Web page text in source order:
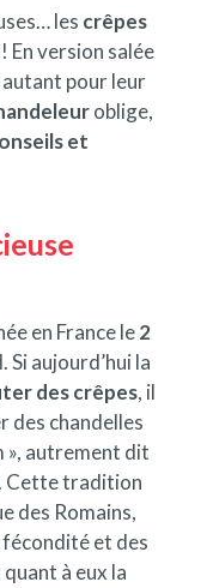
les crêpes
version salée
autant pour leur
oblige,
et
en France le2
aujourd’hui la
des crêpes, il
des chandelles
», autrement dit
Cette tradition
des Romains,
fécondité et des
à eux la